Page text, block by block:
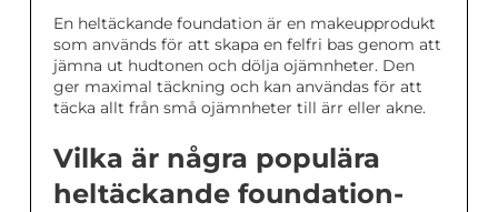
En heltäckande foundation är en makeupprodukt
som används för att skapa en felfri bas genom att
jämna ut hudtonen och dölja ojämnheter. Den
ger maximal täckning och kan användas för att
täcka allt från små ojämnheter till ärr eller akne.
Vilka är några populära
heltäckande foundation-